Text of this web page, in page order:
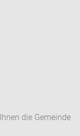
die Gemeinde